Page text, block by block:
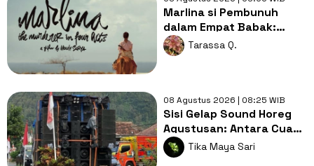
Marlina si Pembunuh
dalam Empat Babak:
Perlawanan Perempuan
di Tengah Sunyinya
Tarassa Q.
08 Agustus 2026 | 08:25 WIB
Sisi Gelap Sound Horeg
Agustusan: Antara Cuan
Gacor dan Panci yang
Ikut Bergetar
Tika Maya Sari